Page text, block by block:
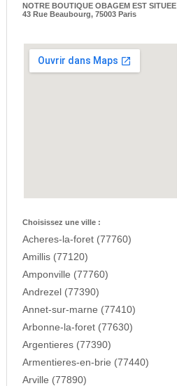
NOTRE BOUTIQUE OBAGEM EST SITUEE
43 Rue Beaubourg, 75003 Paris
Choisissez une ville :
Acheres-la-foret (77760)
Amillis (77120)
Amponville (77760)
Andrezel (77390)
Annet-sur-marne (77410)
Arbonne-la-foret (77630)
Argentieres (77390)
Armentieres-en-brie (77440)
Arville (77890)